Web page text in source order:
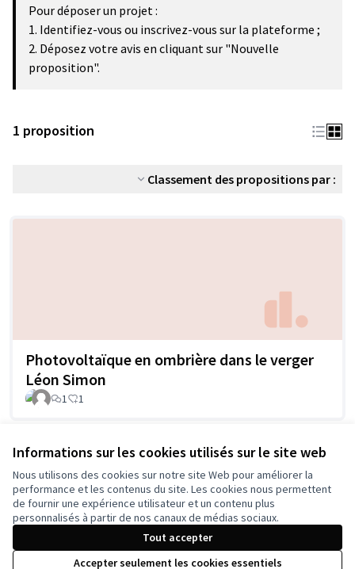
Informations sur les cookies utilisés sur le site web
Nous utilisons des cookies sur notre site Web pour améliorer la
performance et les contenus du site. Les cookies nous permettent
de fournir une expérience utilisateur et un contenu plus
personnalisés à partir de nos canaux de médias sociaux.
Tout accepter
Accepter seulement les cookies essentiels
Pour déposer un projet :
1. Identifiez-vous ou inscrivez-vous sur la plateforme ;
2. Déposez votre avis en cliquant sur "Nouvelle
proposition".
1 proposition
Classement des propositions par :
Photovoltaïque en ombrière dans le verger
Léon Simon
1 1
Voir toutes les propositions retirées
Conditions d'utilisation